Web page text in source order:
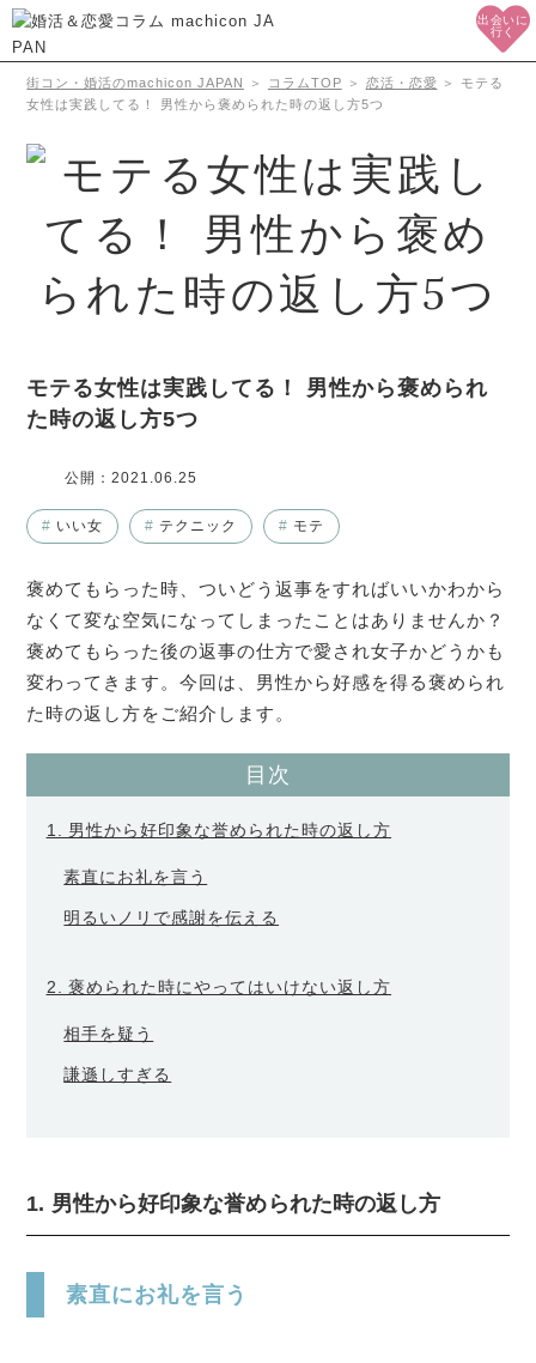
出会いに
行く
街コン・婚活のmachicon JAPAN ＞ コラムTOP ＞ 恋活・恋愛 ＞ モテる
女性は実践してる！ 男性から褒められた時の返し方5つ
モテる女性は実践してる！ 男性から褒められ
た時の返し方5つ
公開：2021.06.25
# いい女 # テクニック # モテ
褒めてもらった時、ついどう返事をすればいいかわから
なくて変な空気になってしまったことはありませんか？
褒めてもらった後の返事の仕方で愛され女子かどうかも
変わってきます。今回は、男性から好感を得る褒められ
た時の返し方をご紹介します。
目次
1. 男性から好印象な誉められた時の返し方
素直にお礼を言う
明るいノリで感謝を伝える
2. 褒められた時にやってはいけない返し方
相手を疑う
謙遜しすぎる
1. 男性から好印象な誉められた時の返し方
素直にお礼を言う